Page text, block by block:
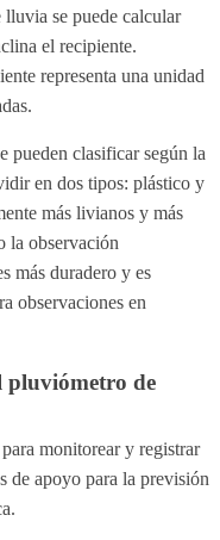
se puede calcular
el recipiente.
representa una unidad
pueden clasificar según la
en dos tipos: plástico y
más livianos y más
la observación
más duradero y es
observaciones en
pluviómetro de
monitorear y registrar
de apoyo para la previsión